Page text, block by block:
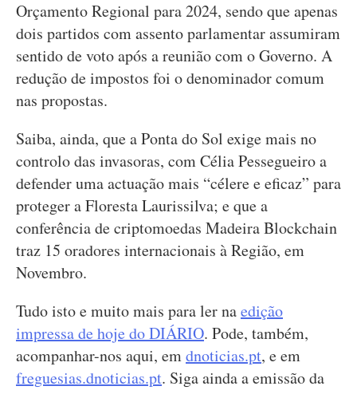
Orçamento Regional para 2024, sendo que apenas
dois partidos com assento parlamentar assumiram
sentido de voto após a reunião com o Governo. A
redução de impostos foi o denominador comum
nas propostas.
Saiba, ainda, que a Ponta do Sol exige mais no
controlo das invasoras, com Célia Pessegueiro a
defender uma actuação mais “célere e eficaz” para
proteger a Floresta Laurissilva; e que a
conferência de criptomoedas Madeira Blockchain
traz 15 oradores internacionais à Região, em
Novembro.
Tudo isto e muito mais para ler naedição
impressa de hoje do DIÁRIO. Pode, também,
acompanhar-nos aqui, emdnoticias.pt, e em
freguesias.dnoticias.pt. Siga ainda a emissão da